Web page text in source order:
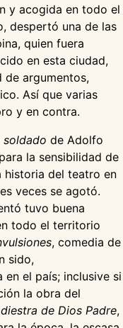
y acogida en todo el
despertó una de las
quien fuera
en esta ciudad,
de argumentos,
Así que varias
y en contra.
soldado de Adolfo
la sensibilidad de
historia del teatro en
veces se agotó.
tuvo buena
todo el territorio
, comedia de
sido,
en el país; inclusive si
la obra del
de Dios Padre,